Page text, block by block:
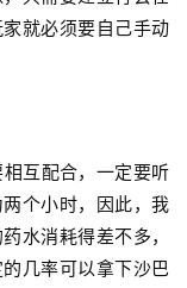
就必须要自己手动
互配合，一定要听
个小时，因此，我
水消耗得差不多，
几率可以拿下沙巴